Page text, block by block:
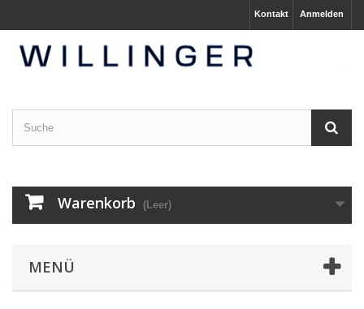
Anmelden
Kontakt
Warenkorb (Leer)
MENÜ